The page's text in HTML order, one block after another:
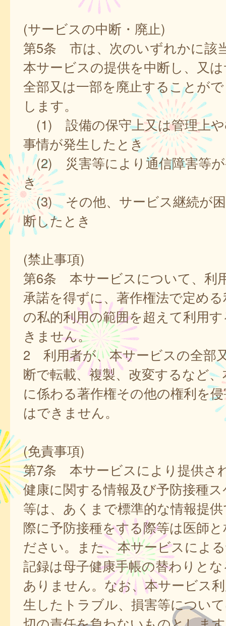
(サービスの中断・廃止)
第5条 市は、次のいずれかに該
本サービスの提供を中断し、又
全部又は一部を廃止することが
します。
(1) 設備の保守上又は管理上
事情が発生したとき
(2) 災害等により通信障害等が
き
(3) その他、サービス継続が困
断したとき
(禁止事項)
第6条 本サービスについて、利
承諾を得ずに、著作権法で定め
の私的利用の範囲を超えて利用
きません。
2 利用者が、本サービスの全部
断で転載、複製、改変するなど
に係わる著作権その他の権利を
はできません。
(免責事項)
第7条 本サービスにより提供さ
健康に関する情報及び予防接種
等は、あくまで標準的な情報提
際に予防接種をする際等は医師
ださい。また、本サービスによ
記録は母子健康手帳の替わりと
ありません。なお、本サービス
生したトラブル、損害等につい